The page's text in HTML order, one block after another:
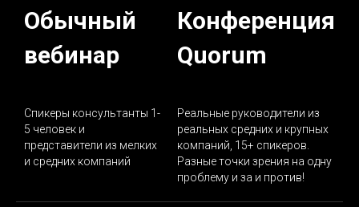
Обычный
вебинар
Конференция
Quorum
Спикеры консультанты 1-
5 человек и
представители из мелких
и средних компаний
Реальные руководители из
реальных средних и крупных
компаний, 15+ спикеров.
Разные точки зрения на одну
проблему и за и против!